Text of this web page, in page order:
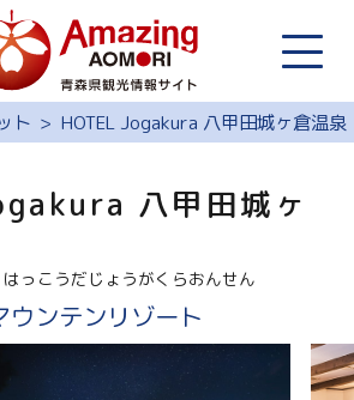
ト HOTEL Jogakura 八甲田城ヶ倉温泉
八甲田城ヶ
っこうだじょうがくらおんせん
ウンテンリゾート